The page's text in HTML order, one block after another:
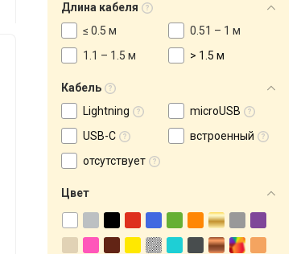
Длина кабеля
≤ 0.5 м
0.51 – 1 м
1.1 – 1.5 м
> 1.5 м
Кабель
Lightning
microUSB
USB-C
встроенный
отсутствует
Цвет